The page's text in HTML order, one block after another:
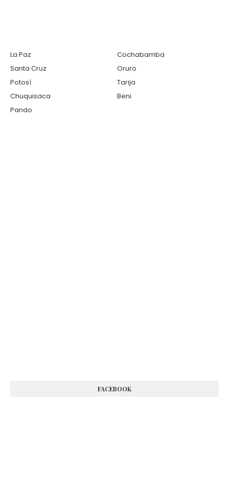
La Paz
Cochabamba
Santa Cruz
Oruro
Potosí
Tarija
Chuquisaca
Beni
Pando
FACEBOOK